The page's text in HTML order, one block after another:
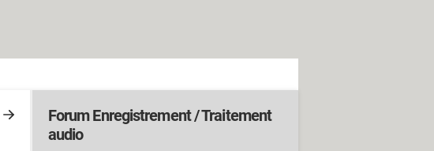
Forum Enregistrement / Traitement
audio